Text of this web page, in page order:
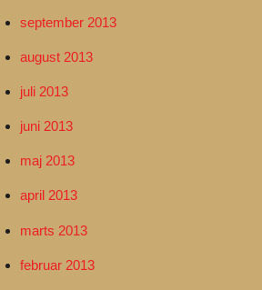
september 2013
august 2013
juli 2013
juni 2013
maj 2013
april 2013
marts 2013
februar 2013